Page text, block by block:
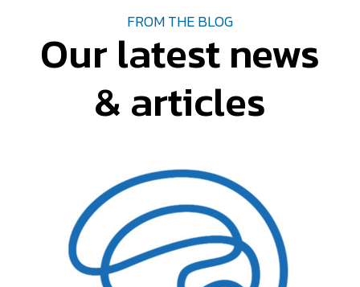
FROM THE BLOG
Our latest news
& articles